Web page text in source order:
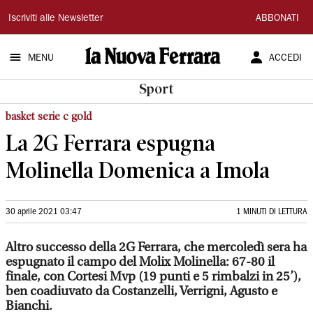
La
Nuova
Ferrara
Iscriviti alle Newsletter ABBONATI
MENU ACCEDI
Sport
basket serie c gold
La 2G Ferrara espugna
Molinella Domenica a Imola
30 aprile 2021 03:47 1 MINUTI DI LETTURA
Altro successo della 2G Ferrara, che mercoledì sera ha
espugnato il campo del Molix Molinella: 67-80 il
finale, con Cortesi Mvp (19 punti e 5 rimbalzi in 25’),
ben coadiuvato da Costanzelli, Verrigni, Agusto e
Bianchi.